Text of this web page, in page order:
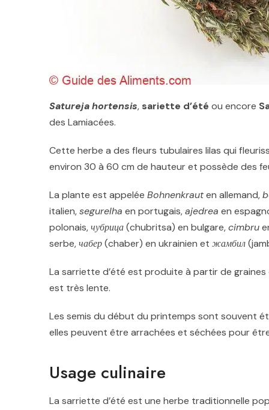
Satureja hortensis, sariette d’été ou encore
des Lamiacées.
Cette herbe a des fleurs tubulaires lilas qui
environ 30 à 60 cm de hauteur et possède des
La plante est appelée Bohnenkrauten allemand,
italien,segurelha en portugais,ajedrea en
polonais,чубрица(chubritsa) en bulgare,cimbru
serbe,чабер(chaber) en ukrainien et жамбил
La sarriette d’été est produite à partir de
est très lente.
Les semis du début du printemps sont souvent
elles peuvent être arrachées et séchées pour
Usage culinaire
La sarriette d’été est une herbe traditionnelle